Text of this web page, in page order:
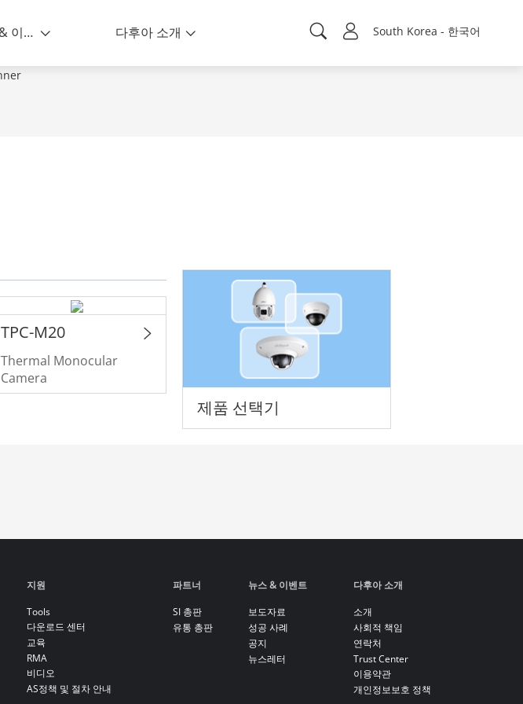
South Korea - 한국어
뉴스 & 이벤트 다후아 소개
제품 선택기
TPC-M20
Thermal Monocular
Camera
지원
Tools
다운로드 센터
교육
RMA
비디오
AS정책 및 절차 안내
파트너
SI 총판
유통 총판
뉴스 & 이벤트
보도자료
성공 사례
공지
뉴스레터
다후아 소개
소개
사회적 책임
연락처
Trust Center
이용약관
개인정보보호 정책